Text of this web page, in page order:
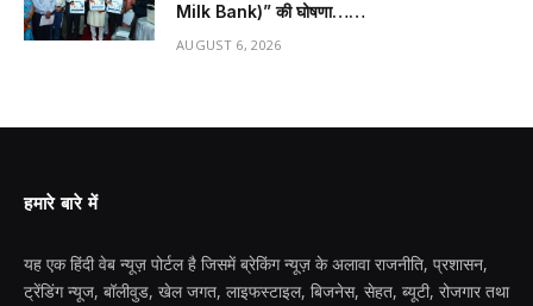
Milk Bank)” की घोषणा……
AUGUST 6, 2026
हमारे बारे में
यह एक हिंदी वेब न्यूज़ पोर्टल है जिसमें ब्रेकिंग न्यूज़ के अलावा राजनीति, प्रशासन,
ट्रेंडिंग न्यूज, बॉलीवुड, खेल जगत, लाइफस्टाइल, बिजनेस, सेहत, ब्यूटी, रोजगार तथा